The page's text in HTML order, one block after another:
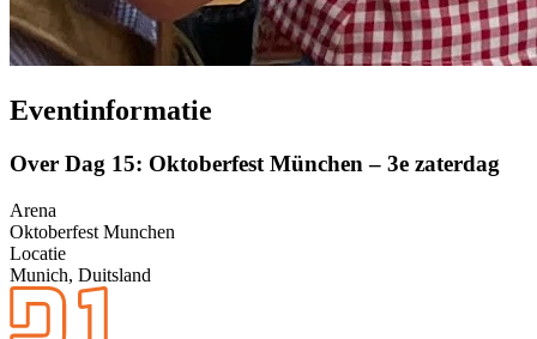
Eventinformatie
Over Dag 15: Oktoberfest München – 3e zaterdag
Arena
Oktoberfest Munchen
Locatie
Munich, Duitsland